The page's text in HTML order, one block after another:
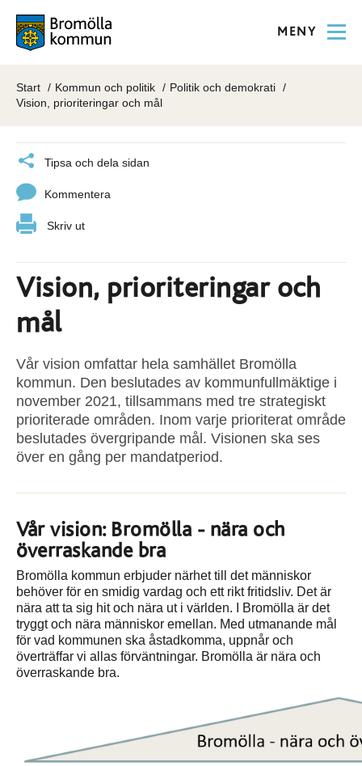
MENY
Start Kommun och politik
Politik och demokrati
Vision, prioriteringar och mål
Tipsa och dela sidan
Kommentera
Skriv ut
Vision, prioriteringar och
mål
Vår vision omfattar hela samhället Bromölla
kommun. Den beslutades av kommunfullmäktige i
november 2021, tillsammans med tre strategiskt
prioriterade områden. Inom varje prioriterat område
beslutades övergripande mål. Visionen ska ses
över en gång per mandatperiod.
Vår vision: Bromölla ‐ nära och
överraskande bra
Bromölla kommun erbjuder närhet till det människor
behöver för en smidig vardag och ett rikt fritidsliv. Det är
nära att ta sig hit och nära ut i världen. I Bromölla är det
tryggt och nära människor emellan. Med utmanande mål
för vad kommunen ska åstadkomma, uppnår och
överträffar vi allas förväntningar. Bromölla är nära och
överraskande bra.